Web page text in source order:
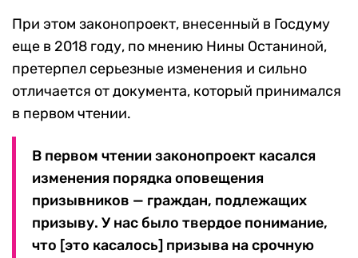
При этом законопроект, внесенный в Госдуму
еще в 2018 году, по мнению Нины Останиной,
претерпел серьезные изменения и сильно
отличается от документа, который принимался
в первом чтении.
В первом чтении законопроект касался
изменения порядка оповещения
призывников — граждан, подлежащих
призыву. У нас было твердое понимание,
что [это касалось] призыва на срочную